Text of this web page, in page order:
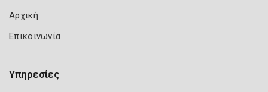
Αρχική
Επικοινωνία
Υπηρεσίες